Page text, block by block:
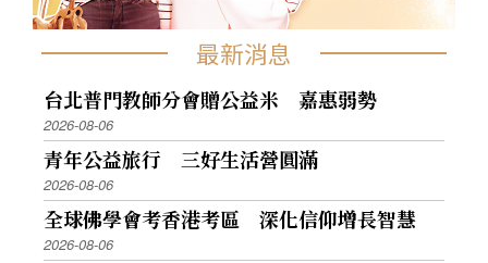
最新消息
台北普門教師分會贈公益米 嘉惠弱勢
2026-08-06
青年公益旅行 三好生活營圓滿
2026-08-06
全球佛學會考香港考區 深化信仰增長智慧
2026-08-06